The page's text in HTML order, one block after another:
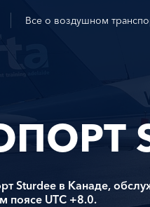
Все о воздушном
Sturdee в Канаде,
поясе UTC +8.0.